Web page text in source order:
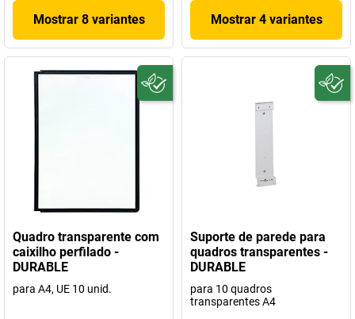
Mostrar 8 variantes Mostrar 4 variantes
Quadro transparente com
caixilho perfilado -
DURABLE
para A4, UE 10 unid.
Suporte de parede para
quadros transparentes -
DURABLE
para 10 quadros
transparentes A4